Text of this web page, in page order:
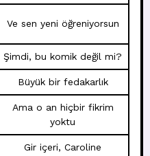
Ve sen yeni öğreniyorsun
Şimdi, bu komik değil mi?
Büyük bir fedakarlık
Ama o an hiçbir fikrim
yoktu
Gir içeri, Caroline